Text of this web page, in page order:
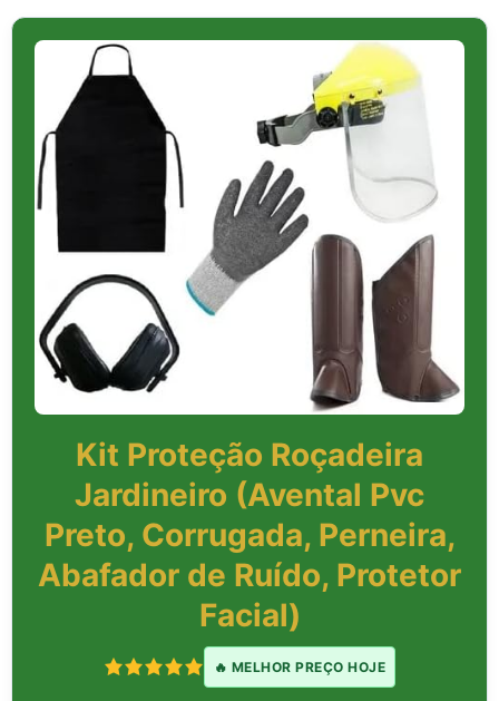
Kit Proteção Roçadeira
Jardineiro (Avental Pvc
Preto, Corrugada, Perneira,
Abafador de Ruído, Protetor
Facial)
🔥 MELHOR PREÇO HOJE